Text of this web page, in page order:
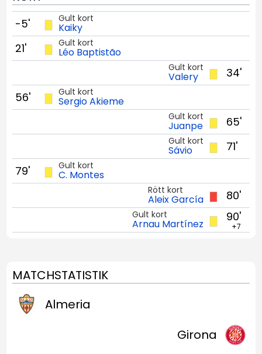
Gult kort
Kaiky
-5'
Gult kort
Léo Baptistão
21'
34'
Gult kort
Valery
Gult kort
Sergio Akieme
56'
65'
Gult kort
Juanpe
71'
Gult kort
Sávio
Gult kort
C. Montes
79'
80'
Rött kort
Aleix García
90'
+7
Gult kort
Arnau Martínez
MATCHSTATISTIK
Almeria
Girona